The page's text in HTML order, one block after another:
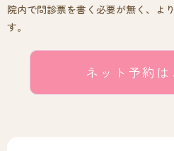
院内で問診票を書く必要が無く、よ
す。
ネット予約は